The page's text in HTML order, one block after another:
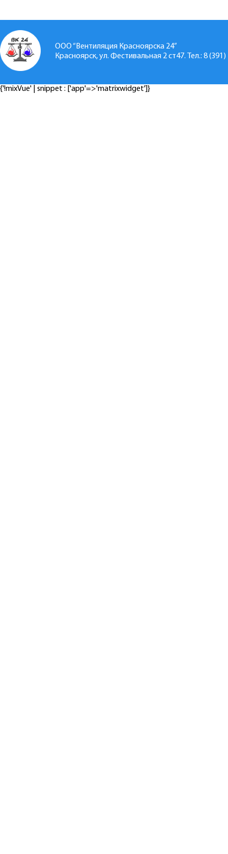
ООО “Вентиляция Красноярска 24”
Красноярск, ул. Фестивальная 2 ст47. Тел.: 8
{'!mixVue' | snippet : ['app'=>'matrixwidget']}